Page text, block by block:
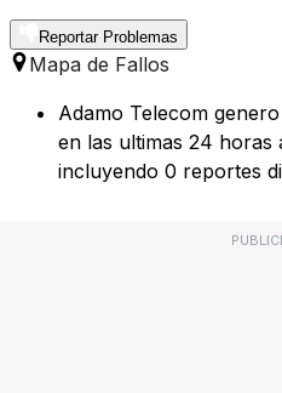
Reportar Problemas
Mapa de Fallos
Adamo Telecom
en las ultimas 24 horas
incluyendo 0 reportes